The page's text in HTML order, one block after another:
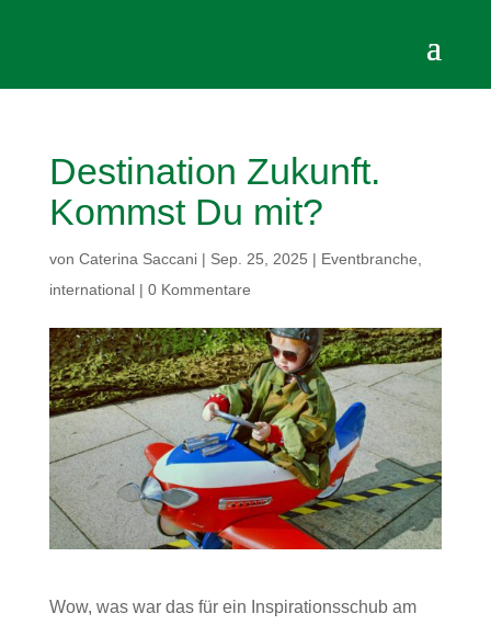
Destination Zukunft.
Kommst Du mit?
von Caterina Saccani| Sep. 25, 2025 | Eventbranche
international| 0 Kommentare
Wow, was war das für ein Inspirationsschub am